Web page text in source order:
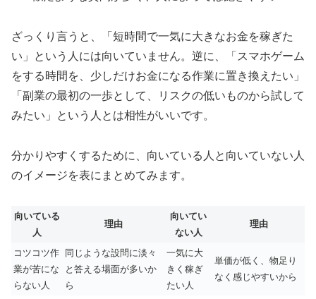
ざっくり言うと、「短時間で一気に大きなお金を稼ぎた
い」という人には向いていません。逆に、「スマホゲーム
をする時間を、少しだけお金になる作業に置き換えたい」
「副業の最初の一歩として、リスクの低いものから試して
みたい」という人とは相性がいいです。
分かりやすくするために、向いている人と向いていない人
のイメージを表にまとめてみます。
向いている
人
理由
向いてい
ない人
理由
コツコツ作
業が苦にな
らない人
同じような設問に淡々
と答える場面が多いか
ら
一気に大
きく稼ぎ
たい人
単価が低く、物足り
なく感じやすいから